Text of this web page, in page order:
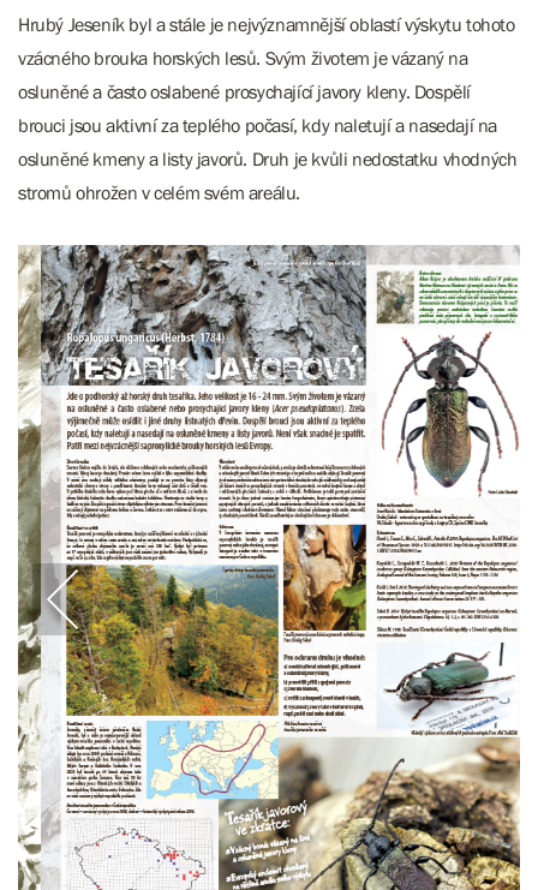
Hrubý Jeseník byl a stále je nejvýznamnější oblastí výskytu tohoto
vzácného brouka horských lesů. Svým životem je vázaný na
osluněné a často oslabené prosychající javory kleny. Dospělí
brouci jsou aktivní za teplého počasí, kdy naletují a nasedají na
osluněné kmeny a listy javorů. Druh je kvůli nedostatku vhodných
stromů ohrožen v celém svém areálu.